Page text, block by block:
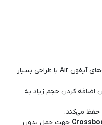
رسمی اپل برای محافظت از لبه‌های آیفون Air با طراحی بسیار
اضافه کردن حجم زیاد به
حفظ می‌کند.
جهت حمل بدون